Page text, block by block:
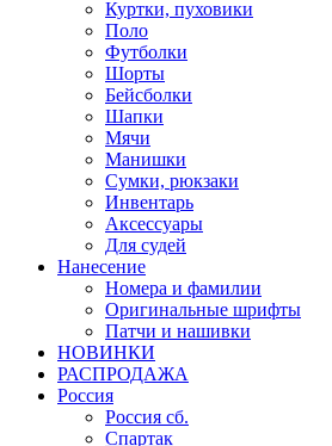
Куртки, пуховики
Поло
Футболки
Шорты
Бейсболки
Шапки
Мячи
Манишки
Сумки, рюкзаки
Инвентарь
Аксессуары
Для судей
Нанесение
Номера и фамилии
Оригинальные шрифты
Патчи и нашивки
НОВИНКИ
РАСПРОДАЖА
Россия
Россия сб.
Спартак